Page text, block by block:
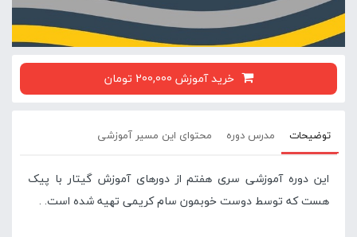
خرید آموزش 200,000 تومان
توضیحات مدرس دوره محتوای این مسیر آموزشی
این دوره آموزشی سری هفتم از دورهای آموزش گیتار با پیک
هست که توسط دوست خوبمون سام کریمی تهیه شده است. .